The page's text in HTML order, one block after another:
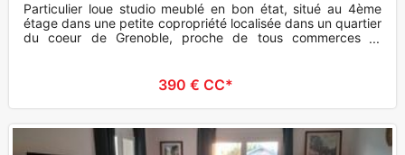
Particulier loue studio meublé en bon état, situé au 4ème
étage dans une petite copropriété localisée dans un quartier
du coeur de Grenoble, proche de tous commerces et
390 € CC*